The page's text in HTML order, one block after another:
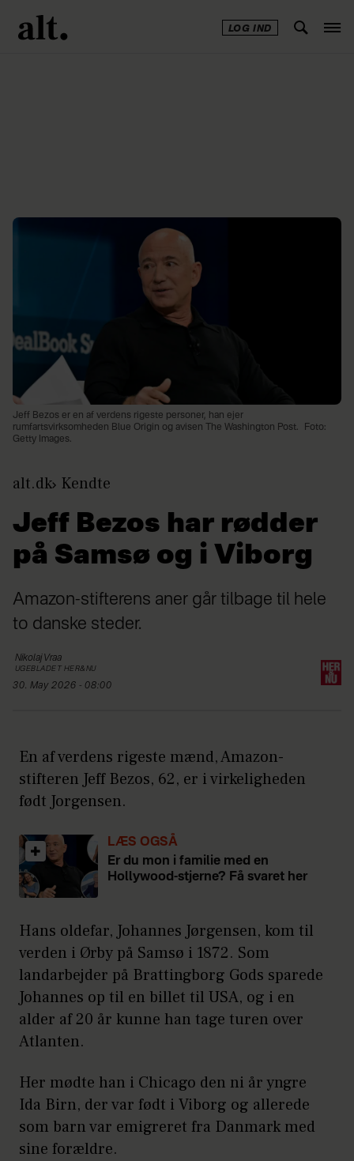
LOG IND
Jeff Bezos er en af verdens rigeste personer, han ejer
rumfartsvirksomheden Blue Origin og avisen The Washington Post.
Foto:
Getty Images.
alt.dk Kendte
Jeff Bezos har rødder
på Samsø og i Viborg
Amazon-stifterens aner går tilbage til hele
to danske steder.
Nikolaj Vraa
UGEBLADET HER&NU
30. May 2026 - 08:00
En af verdens rigeste mænd, Amazon-
stifteren Jeff Bezos, 62, er i virkeligheden
født Jorgensen.
LÆS OGSÅ
Er du mon i familie med en
Hollywood-stjerne? Få svaret her
Hans oldefar, Johannes Jørgensen, kom til
verden i Ørby på Samsø i 1872. Som
landarbejder på Brattingborg Gods sparede
Johannes op til en billet til USA, og i en
alder af 20 år kunne han tage turen over
Atlanten.
Her mødte han i Chicago den ni år yngre
Ida Birn, der var født i Viborg og allerede
som barn var emigreret fra Danmark med
sine forældre.